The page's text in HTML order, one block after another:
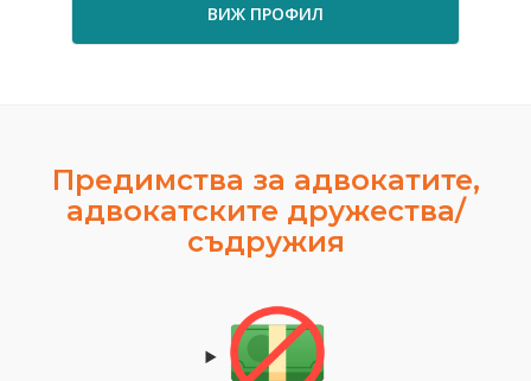
ВИЖ ПРОФИЛ
Предимства за адвокатите,
адвокатските дружества/
съдружия